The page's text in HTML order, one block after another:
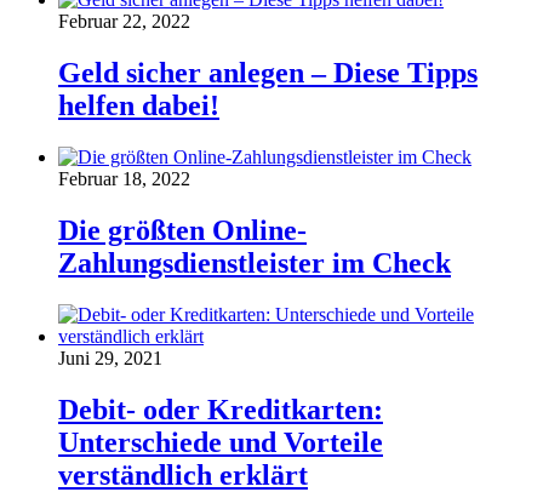
Februar 22, 2022
Geld sicher anlegen – Diese Tipps
helfen dabei!
Februar 18, 2022
Die größten Online-
Zahlungsdienstleister im Check
Juni 29, 2021
Debit- oder Kreditkarten:
Unterschiede und Vorteile
verständlich erklärt